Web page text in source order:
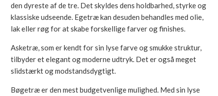
den dyreste af de tre. Det skyldes dens holdbarhed, styrke og
klassiske udseende. Egetræ kan desuden behandles med olie,
lak eller røg for at skabe forskellige farver og finishes.
Asketræ, som er kendt for sin lyse farve og smukke struktur,
tilbyder et elegant og moderne udtryk. Det er også meget
slidstærkt og modstandsdygtigt.
Bøgetræ er den mest budgetvenlige mulighed. Med sin lyse